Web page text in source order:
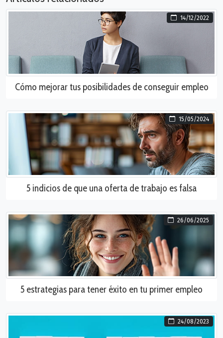
14/12/2022
Cómo mejorar tus posibilidades de conseguir empleo
15/05/2024
5 indicios de que una oferta de trabajo es falsa
26/06/2025
5 estrategias para tener éxito en tu primer empleo
24/08/2023